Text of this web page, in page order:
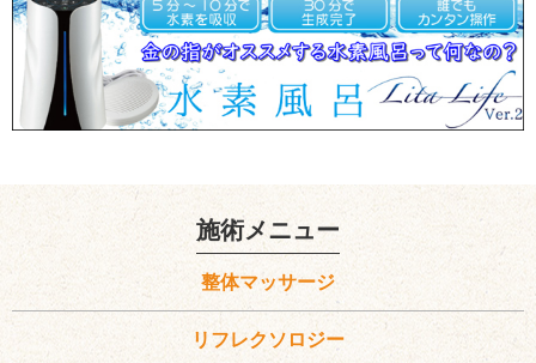
施術メニュー
整体マッサージ
リフレクソロジー